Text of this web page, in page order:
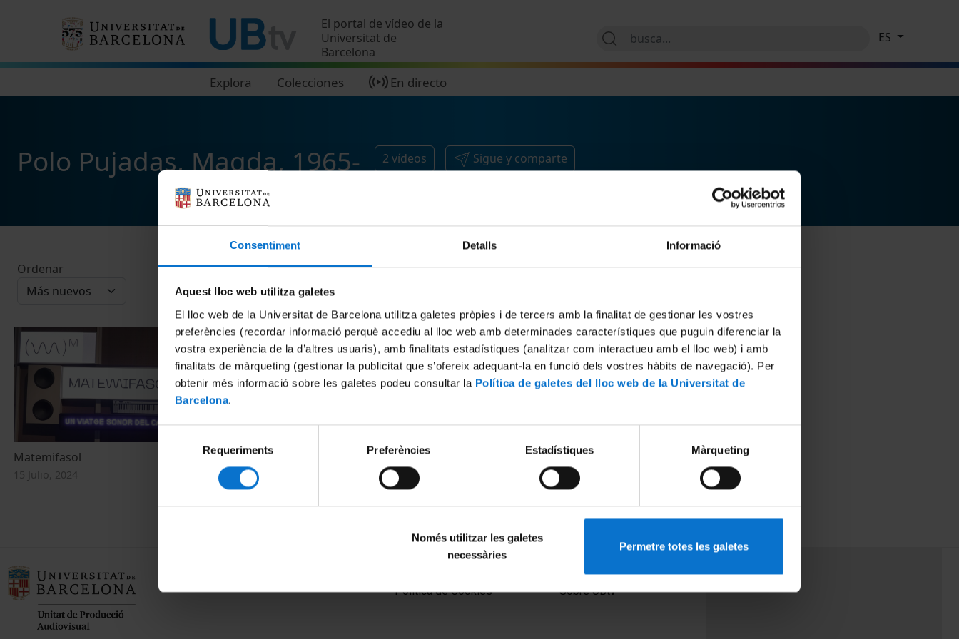
Consentiment Detalls Informació
Aquest lloc web utilitza galetes
El lloc web de la Universitat de Barcelona utilitza galetes pròpies i de tercers amb la finalitat de gestionar les vostres
preferències (recordar informació perquè accediu al lloc web amb determinades característiques que puguin diferenciar la
vostra experiència de la d’altres usuaris), amb finalitats estadístiques (analitzar com interactueu amb el lloc web) i amb
finalitats de màrqueting (gestionar la publicitat que s’ofereix adequant-la en funció dels vostres hàbits de navegació). Per
obtenir més informació sobre les galetes podeu consultar la Política de galetes del lloc web de la Universitat de
Barcelona.
consentiment
Requeriments Preferències Estadístiques Màrqueting
Només utilitzar les galetes
necessàries
Permetre totes les galetes
El portal de vídeo de la
Universitat de
Barcelona
Explora Colecciones En directo
ES
Polo Pujadas, Magda, 1965- 2 vídeos Sigue y comparte
Ordenar
Matemifasol
15 Julio, 2024
X Cicle de Dansa Contemporània a la UB.
Adrián Vega i Magda Polo
23 Febrero, 2021
Política de Cookies
Sobre UBtv